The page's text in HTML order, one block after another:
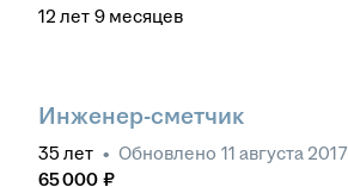
12 лет 9 месяцев
Инженер-сметчик
35 лет • Обновлено 11 августа 2017
65 000 ₽